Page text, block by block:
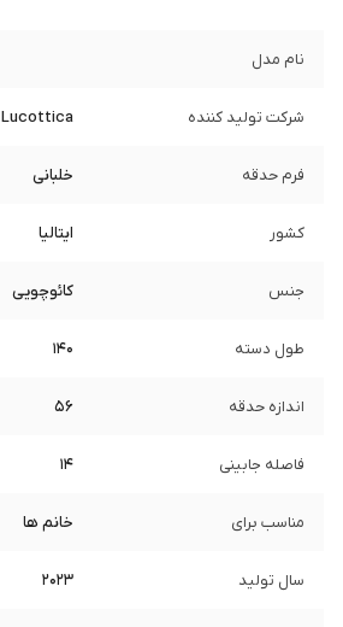
نام مدل
شرکت تولید کننده Lucottica
فرم حدقه خلبانی
کشور ایتالیا
جنس کائوچویی
طول دسته 140
اندازه حدقه 56
فاصله جابینی 14
مناسب برای خانم ها
سال تولید 2023